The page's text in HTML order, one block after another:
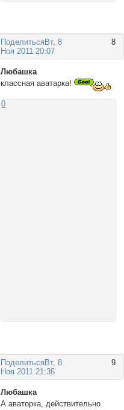
Поделиться 8
Вт, 8
Ноя 2011 20:07
Любашка
классная аватарка!
0
Поделиться 9
Вт, 8
Ноя 2011 21:36
Любашка
А аваторка, действительно